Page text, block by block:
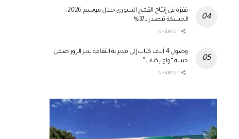
قفزة في إنتاج القمح السوري خلال موسم 2026..
الحسكة تتصدر بـ37%
وصول 4 آلاف كتاب إلى مديرية الثقافة بدير الزور ضمن
حملة “ولو بكتاب”